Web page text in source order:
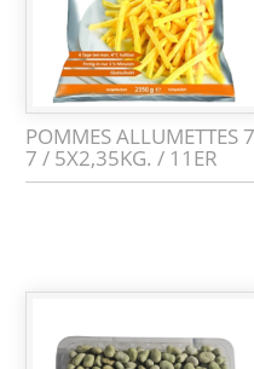
POMMES ALLUMETTES
7 / 5X2,35KG. / 11ER